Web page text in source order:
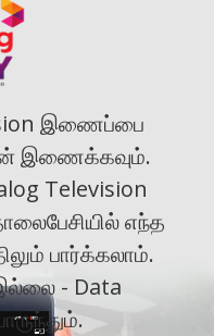
இணைப்பை
இணைக்கவும்.
Television
எந்த
பார்க்கலாம்.
- Data